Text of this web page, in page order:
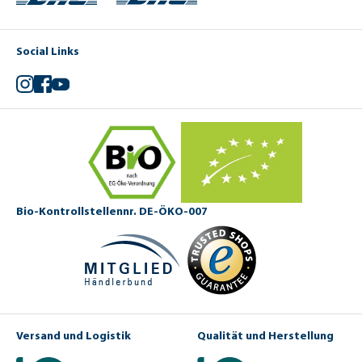
Social Links
Instagram
Facebook
YouTube
Bio-Kontrollstellennr. DE-ÖKO-007
Versand und Logistik Qualität und Herstellung